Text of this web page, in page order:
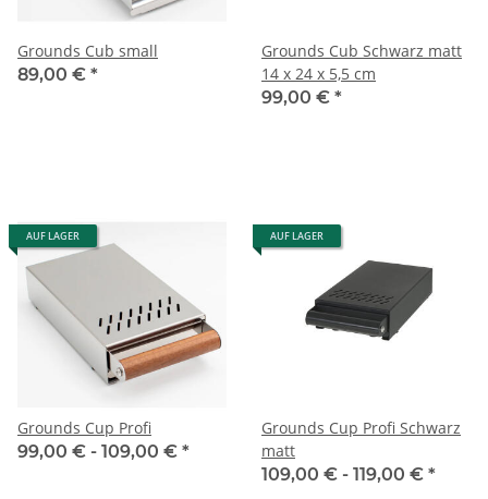
Grounds Cub small
89,00 € *
Grounds Cub Schwarz matt
14 x 24 x 5,5 cm
99,00 € *
AUF LAGER
Grounds Cup Profi
99,00 € - 109,00 € *
AUF LAGER
Grounds Cup Profi Schwarz
matt
109,00 € - 119,00 € *